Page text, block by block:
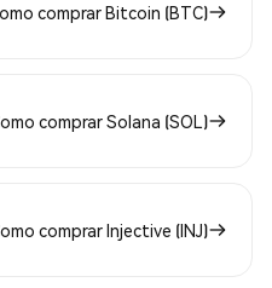
comprar Bitcoin (BTC)
comprar Solana (SOL)
comprar Injective (INJ)